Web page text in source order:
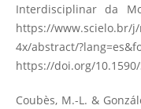
Interdisciplinar da
https://www.scielo.br/j/
4x/abstract/
https://doi.org/10.1590/
Coubès, M.-L. &